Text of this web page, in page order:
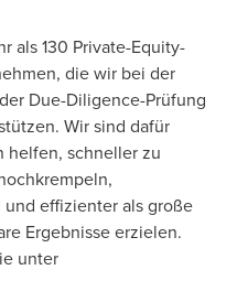
als 130 Private-Equity-
die wir bei der
Due-Diligence-Prüfung
Wir sind dafür
helfen, schneller zu
effizienter als große
Ergebnisse erzielen.
unter